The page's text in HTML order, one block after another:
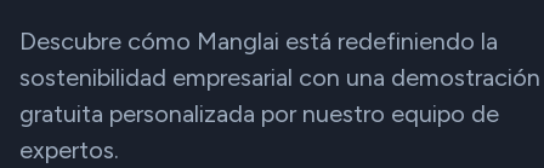
Descubre cómo Manglai está redefiniendo la
sostenibilidad empresarial con una demostración
gratuita personalizada por nuestro equipo de
expertos.